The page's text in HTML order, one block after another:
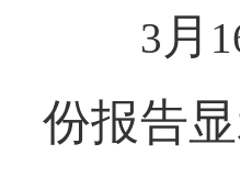
3 月
份报告